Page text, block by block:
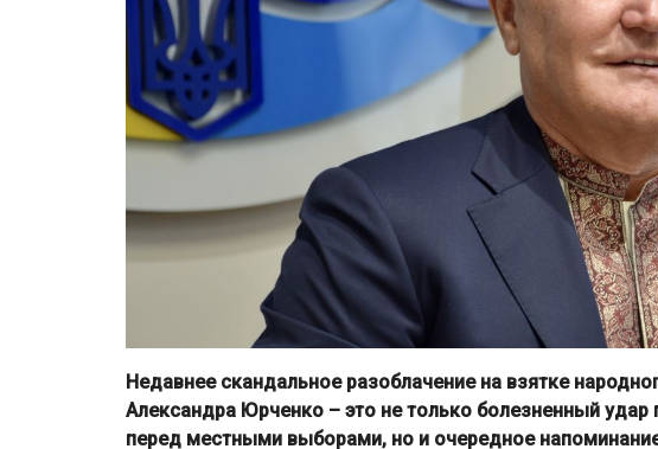
Недавнее скандальное разоблачение на взятке
Александра Юрченко – это не только болезненный
перед местными выборами, но и очередное